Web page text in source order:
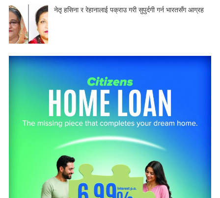
नेतृ हसिना र रेहानालाई पक्राउ गरी सुपुर्दगी गर्न भारतसँग आग्रह